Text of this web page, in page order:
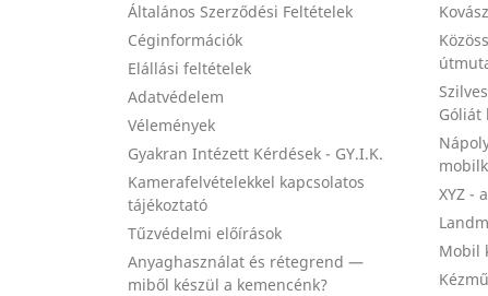
Általános Szerződési Feltételek
Céginformációk
Elállási feltételek
Adatvédelem
Vélemények
Gyakran Intézett Kérdések - GY.I.K.
Kamerafelvételekkel kapcsolatos
tájékoztató
Tűzvédelmi előírások
Anyaghasználat és rétegrend —
miből készül a kemencénk?
Góliát
XYZ -
Mobil